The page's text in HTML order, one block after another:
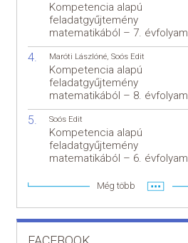
Kompetencia alapú
feladatgyűjtemény
matematikából – 7. évfolyam
Maróti Lászlóné, Soós Edit
Kompetencia alapú
feladatgyűjtemény
matematikából – 8. évfolyam
Soós Edit
Kompetencia alapú
feladatgyűjtemény
matematikából – 6. évfolyam
Még több